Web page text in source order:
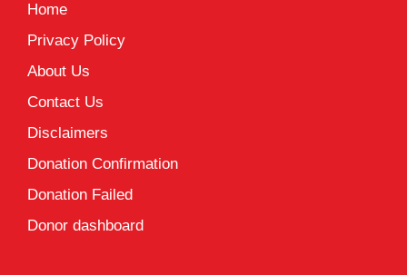
Home
Privacy Policy
About Us
Contact Us
Disclaimers
Donation Confirmation
Donation Failed
Donor dashboard